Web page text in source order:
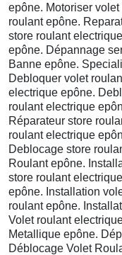
epône. Motoriser
roulant epône.
store roulant
epône. Dépannage
Banne epône.
Debloquer volet
electrique epône.
roulant electrique
Réparateur store
roulant electrique
Deblocage store
Roulant epône.
store roulant
epône. Installation
roulant epône.
Volet roulant
Metallique epône.
Déblocage Volet